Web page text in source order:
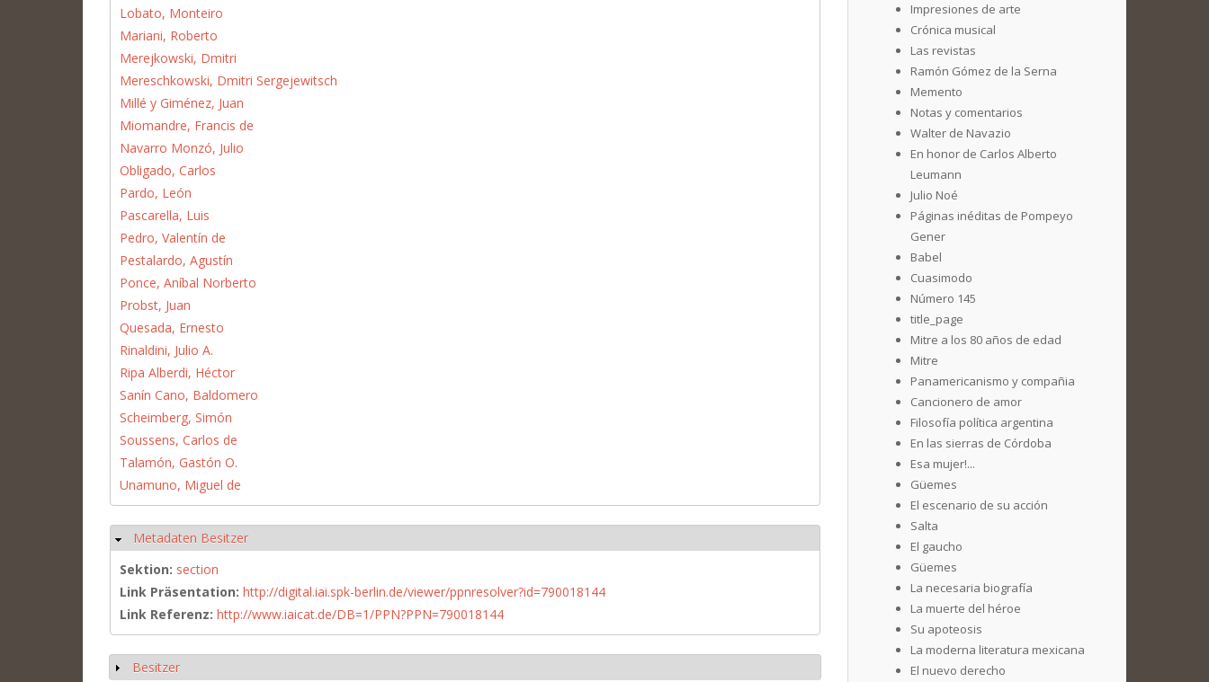
Lobato, Monteiro
Mariani, Roberto
Merejkowski, Dmitri
Mereschkowski, Dmitri Sergejewitsch
Millé y Giménez, Juan
Miomandre, Francis de
Navarro Monzó, Julio
Obligado, Carlos
Pardo, León
Pascarella, Luis
Pedro, Valentín de
Pestalardo, Agustín
Ponce, Aníbal Norberto
Probst, Juan
Quesada, Ernesto
Rinaldini, Julio A.
Ripa Alberdi, Héctor
Sanín Cano, Baldomero
Scheimberg, Simón
Soussens, Carlos de
Talamón, Gastón O.
Unamuno, Miguel de
Hide
Metadaten Besitzer
Sektion: section
Link Präsentation: http://digital.iai.spk-berlin.de/viewer/ppnresolver?id=790018144
Link Referenz: http://www.iaicat.de/DB=1/PPN?PPN=790018144
Show
Besitzer
Impresiones de arte
Crónica musical
Las revistas
Ramón Gómez de la Serna
Memento
Notas y comentarios
Walter de Navazio
En honor de Carlos Alberto
Leumann
Julio Noé
Páginas inéditas de Pompeyo
Gener
Babel
Cuasimodo
Número 145
title_page
Mitre a los 80 años de edad
Mitre
Panamericanismo y compañia
Cancionero de amor
Filosofía política argentina
En las sierras de Córdoba
Esa mujer!...
Güemes
El escenario de su acción
Salta
El gaucho
Güemes
La necesaria biografía
La muerte del héroe
Su apoteosis
La moderna literatura mexicana
El nuevo derecho